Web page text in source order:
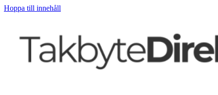
Hoppa till innehåll